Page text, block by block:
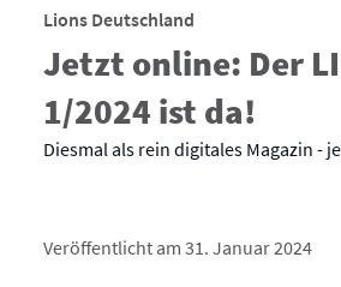
Lions Deutschland
Jetzt online: Der
1/2024 ist da!
Diesmal als rein digitales Magazin -
Veröffentlicht am 31. Januar 2024